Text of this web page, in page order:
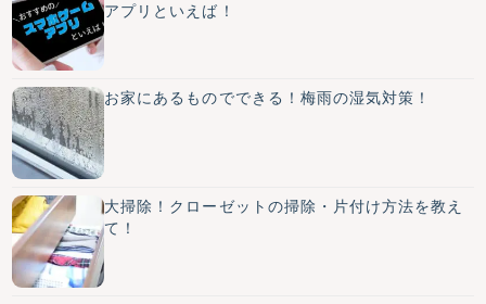
アプリといえば！
お家にあるものでできる！梅雨の湿気対策！
大掃除！クローゼットの掃除・片付け方法を教え
て！